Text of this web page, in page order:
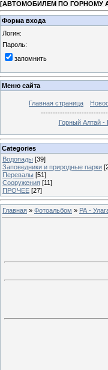
[АВТОМОБИЛЕМ ПО ГОРНОМУ
Форма входа
Логин:
Пароль:
запомнить
Меню сайта
Главная страница
Горный Алтай -
Categories
Водопады [39]
Заповедники и природные парки
Перевалы [51]
Сооружения [11]
ПРОЧЕЕ [27]
Главная » Фотоальбом » РА -